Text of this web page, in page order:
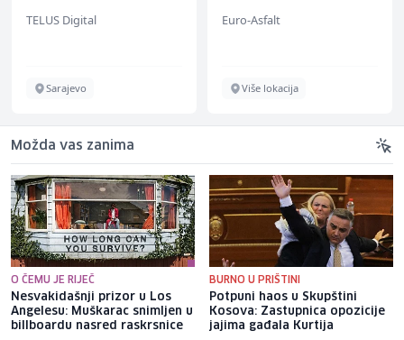
TELUS Digital
Sarajevo
Euro-Asfalt
Više lokacija
Možda vas zanima
O ČEMU JE RIJEČ
Nesvakidašnji prizor u Los
Angelesu: Muškarac snimljen u
billboardu nasred raskrsnice
BURNO U PRIŠTINI
Potpuni haos u Skupštini
Kosova: Zastupnica opozicije
jajima gađala Kurtija